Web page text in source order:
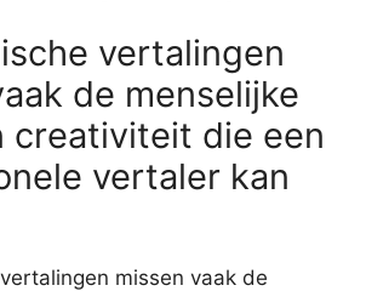
vertalingen
de menselijke
creativiteit die een
vertaler kan
missen vaak de